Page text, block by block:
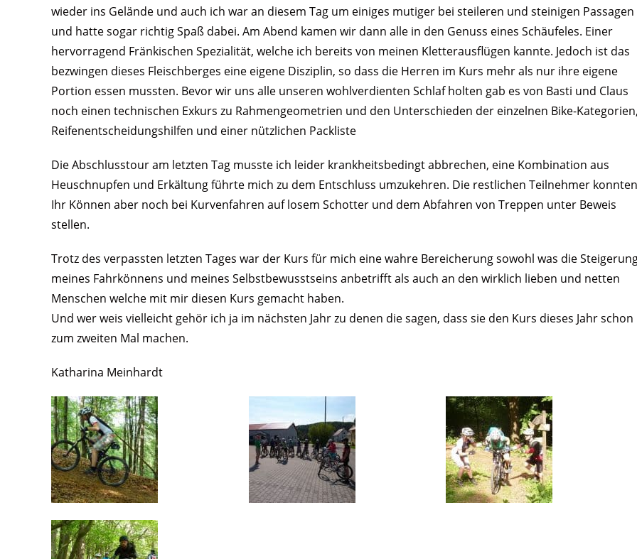
wieder ins Gelände und auch ich war an diesem Tag um einiges mutiger bei steileren und steinigen Passagen
und hatte sogar richtig Spaß dabei. Am Abend kamen wir dann alle in den Genuss eines Schäufeles. Einer
hervorragend Fränkischen Spezialität, welche ich bereits von meinen Kletterausflügen kannte. Jedoch ist das
bezwingen dieses Fleischberges eine eigene Disziplin, so dass die Herren im Kurs mehr als nur ihre eigene
Portion essen mussten. Bevor wir uns alle unseren wohlverdienten Schlaf holten gab es von Basti und Claus
noch einen technischen Exkurs zu Rahmengeometrien und den Unterschieden der einzelnen Bike-Kategorien,
Reifenentscheidungshilfen und einer nützlichen Packliste
Die Abschlusstour am letzten Tag musste ich leider krankheitsbedingt abbrechen, eine Kombination aus
Heuschnupfen und Erkältung führte mich zu dem Entschluss umzukehren. Die restlichen Teilnehmer konnten
Ihr Können aber noch bei Kurvenfahren auf losem Schotter und dem Abfahren von Treppen unter Beweis
stellen.
Trotz des verpassten letzten Tages war der Kurs für mich eine wahre Bereicherung sowohl was die
meines Fahrkönnens und meines Selbstbewusstseins anbetrifft als auch an den wirklich lieben und netten
Menschen welche mit mir diesen Kurs gemacht haben.
Und wer weis vielleicht gehör ich ja im nächsten Jahr zu denen die sagen, dass sie den Kurs dieses Jahr schon
zum zweiten Mal machen.
Katharina Meinhardt